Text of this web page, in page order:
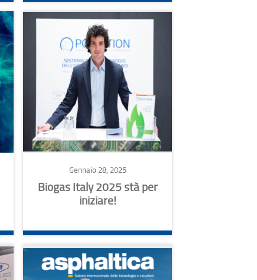
Gennaio 28, 2025
Biogas Italy 2025 stà per
iniziare!